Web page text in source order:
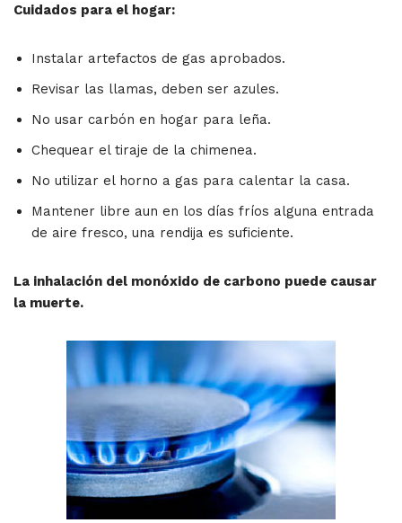
Cuidados para el hogar:
Instalar artefactos de gas aprobados.
Revisar las llamas, deben ser azules.
No usar carbón en hogar para leña.
Chequear el tiraje de la chimenea.
No utilizar el horno a gas para calentar la casa.
Mantener libre aun en los días fríos alguna entrada
de aire fresco, una rendija es suficiente.
La inhalación del monóxido de carbono puede causar
la muerte.